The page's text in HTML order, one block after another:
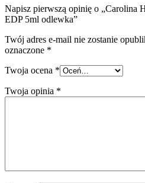
Napisz pierwszą opinię o „Carolina
EDP 5ml odlewka”
Twój adres e-mail nie zostanie
oznaczone *
Twoja ocena *
Twoja opinia *